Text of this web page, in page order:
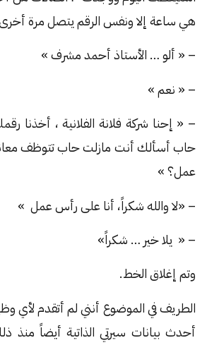
هي ساعة إلا ونفس الرقم يتصل مرة
– « ألو … الأستاذ أحمد مشرف »
– « نعم »
– « إحنا شركة فلانة الفلانية ، أخذنا
حاب أسألك أنت مازلت حاب تتوظف
عمل؟ »
– «لا والله شكراً، أنا على رأس عمل »
– « يلا خير … شكراً»
وتم إغلاق الخط.
أحدث بيانات سيرتي الذاتية أيضاً منذ